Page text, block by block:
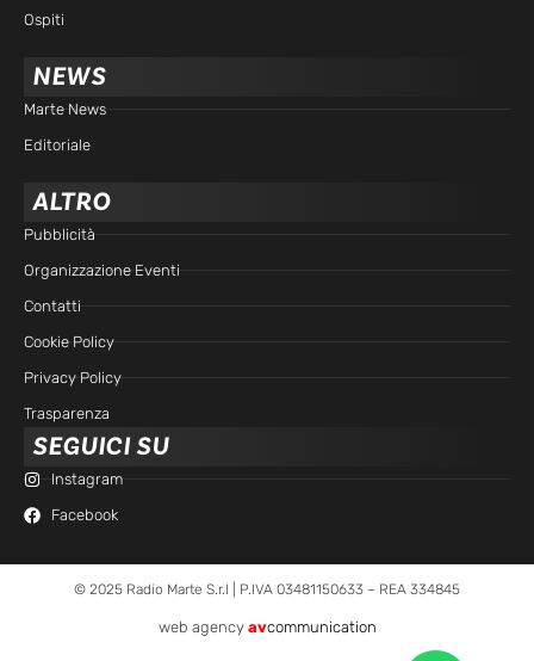
Ospiti
NEWS
Marte News
Editoriale
ALTRO
Pubblicità
Organizzazione Eventi
Contatti
Cookie Policy
Privacy Policy
Trasparenza
SEGUICI SU
Instagram
Facebook
© 2025 Radio Marte S.r.l | P.IVA 03481150633 – REA 334845
web agency avcommunication